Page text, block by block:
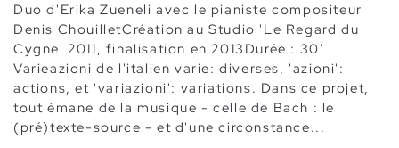
Duo d'Erika Zueneli avec le pianiste compositeur
Denis ChouilletCréation au Studio 'Le Regard du
Cygne' 2011, finalisation en 2013Durée : 30’
Varieazioni de l'italien varie: diverses, 'azioni':
actions, et 'variazioni': variations. Dans ce projet,
tout émane de la musique - celle de Bach : le
(pré)texte-source - et d'une circonstance...